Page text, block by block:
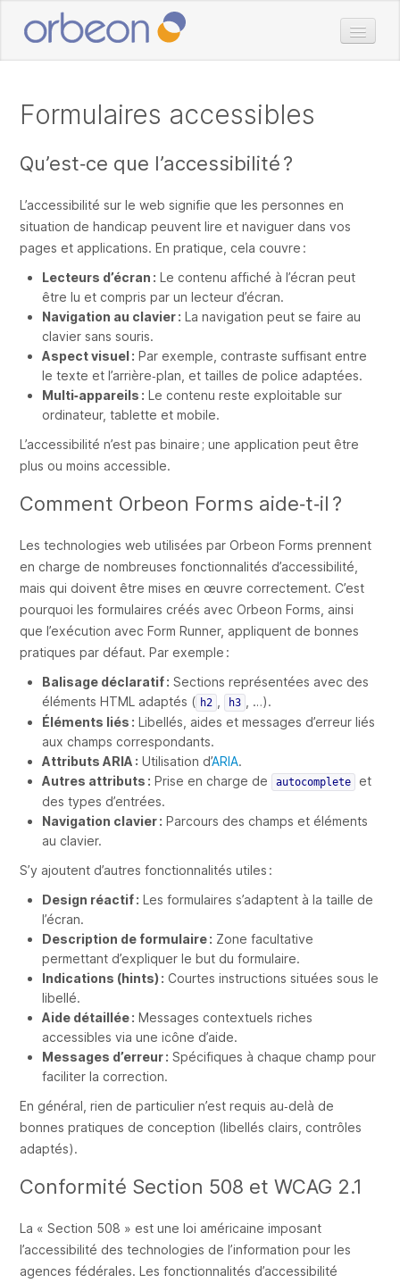
Accueil
Télécharger
Clients
Blog
Formulaires accessibles
Qu’est‑ce que l’accessibilité ?
L’accessibilité sur le web signifie que les personnes en
situation de handicap peuvent lire et naviguer dans vos
pages et applications. En pratique, cela couvre :
Lecteurs d’écran : Le contenu affiché à l’écran peut
être lu et compris par un lecteur d’écran.
Navigation au clavier : La navigation peut se faire au
clavier sans souris.
Aspect visuel : Par exemple, contraste suffisant entre
le texte et l’arrière‑plan, et tailles de police adaptées.
Multi‑appareils : Le contenu reste exploitable sur
ordinateur, tablette et mobile.
L’accessibilité n’est pas binaire ; une application peut être
plus ou moins accessible.
Comment Orbeon Forms aide‑t‑il ?
Les technologies web utilisées par Orbeon Forms prennent
en charge de nombreuses fonctionnalités d’accessibilité,
mais qui doivent être mises en œuvre correctement. C’est
pourquoi les formulaires créés avec Orbeon Forms, ainsi
que l’exécution avec Form Runner, appliquent de bonnes
pratiques par défaut. Par exemple :
Balisage déclaratif : Sections représentées avec des
éléments HTML adaptés ( h2 h3
, …).
Éléments liés : Libellés, aides et messages d’erreur liés
aux champs correspondants.
Attributs ARIA : Utilisation d’ARIA.
Autres attributs : Prise en charge de autocomplete
et
des types d’entrées.
Navigation clavier : Parcours des champs et éléments
au clavier.
S’y ajoutent d’autres fonctionnalités utiles :
Design réactif : Les formulaires s’adaptent à la taille de
l’écran.
Description de formulaire : Zone facultative
permettant d’expliquer le but du formulaire.
Indications (hints) : Courtes instructions situées sous le
libellé.
Aide détaillée : Messages contextuels riches
accessibles via une icône d’aide.
Messages d’erreur : Spécifiques à chaque champ pour
faciliter la correction.
En général, rien de particulier n’est requis au‑delà de
bonnes pratiques de conception (libellés clairs, contrôles
adaptés).
Conformité Section 508 et WCAG 2.1
La « Section 508 » est une loi américaine imposant
l’accessibilité des technologies de l’information pour les
agences fédérales. Les fonctionnalités d’accessibilité